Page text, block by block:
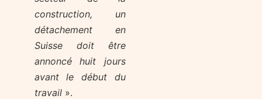
construction, un
détachement en
Suisse doit être
annoncé huit jours
avant le début du
travail».